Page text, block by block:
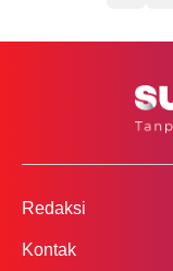
Redaksi
Kontak